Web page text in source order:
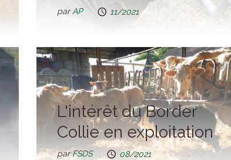
parAP 11/2021
L'intérêt du Border
Collie en exploitation
parFSDS 08/2021